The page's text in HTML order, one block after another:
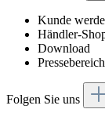
Kunde
Händler-
Download
Pressebereich
Folgen Sie uns